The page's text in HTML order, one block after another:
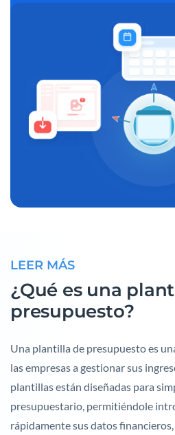
LEER MÁS
¿Qué es una
presupuesto?
Una plantilla de presupuesto es
las empresas a gestionar sus
plantillas están diseñadas para
presupuestario, permitiéndole
rápidamente sus datos